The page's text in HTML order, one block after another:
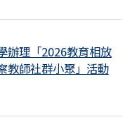
辦理「2026教育相放
教師社群小聚」活動